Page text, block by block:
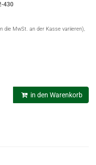
430
die MwSt. an der Kasse variieren),
in den Warenkorb